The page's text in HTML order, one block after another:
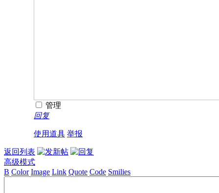
管理
回复
使用道具 举报
返回列表
高级模式
B Color Image Link Quote Code Smilies